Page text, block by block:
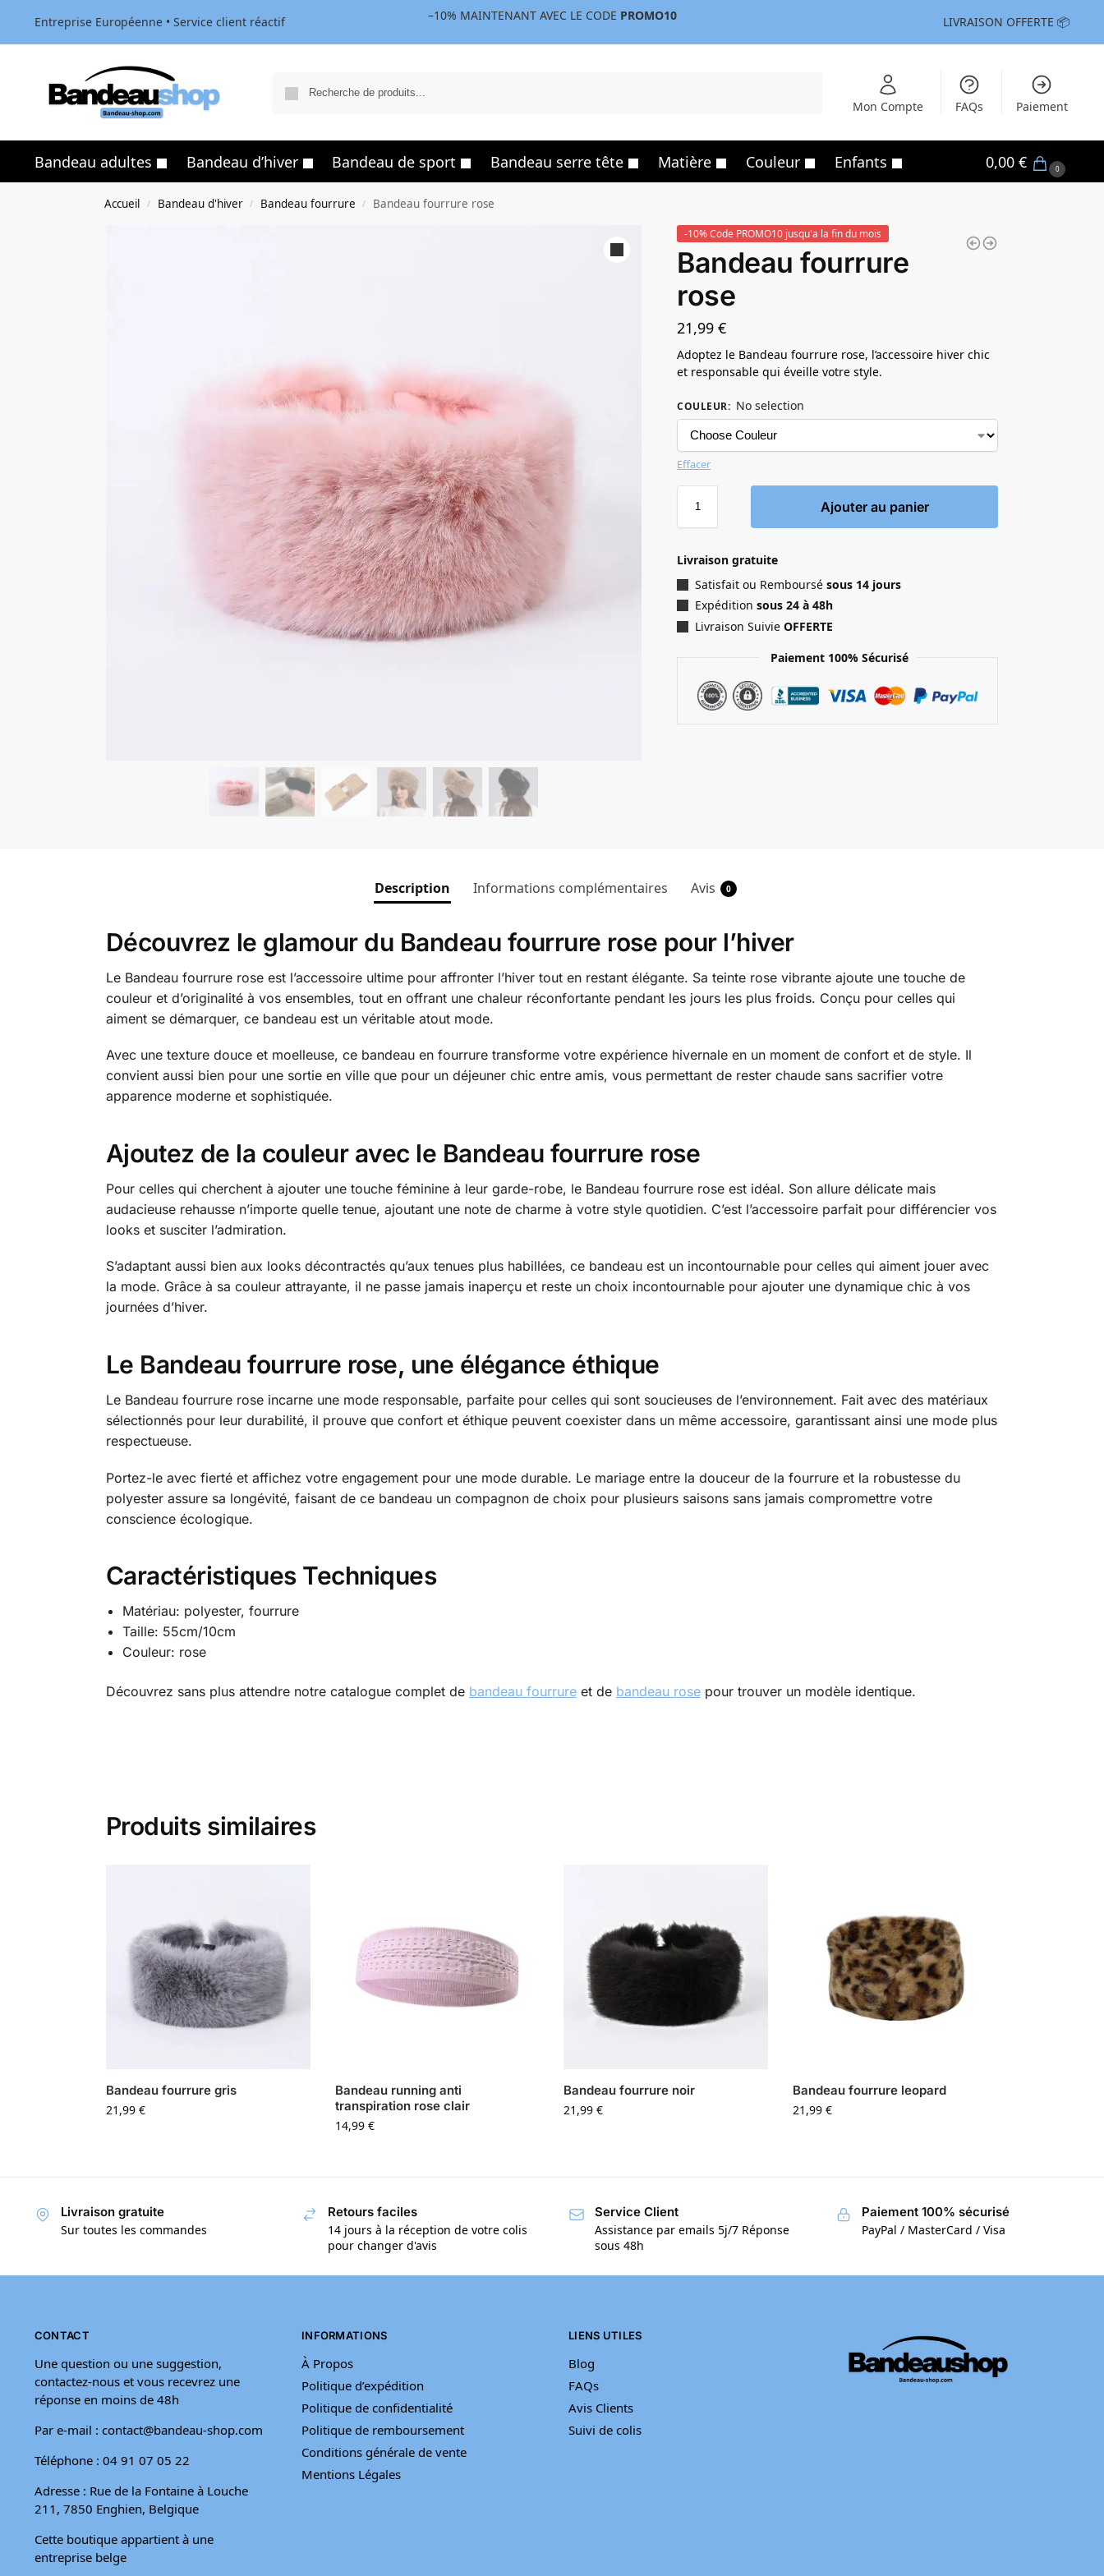
Entreprise Européenne • Service client réactif –10% MAINTENANT AVEC LE CODE PROMO10 LIVRAISON OFFERTE 📦
Mon Compte FAQs Paiement
Bandeau adultes Bandeau d’hiver Bandeau de sport Bandeau serre tête Matière Couleur Enfants 0,00€ 0
Accueil / Bandeau d'hiver / Bandeau fourrure / Bandeau fourrure rose
-10% Code PROMO10 jusqu'a la fin du mois
Bandeau fourrure
rose
21,99€
Adoptez le Bandeau fourrure rose, l’accessoire hiver chic
et responsable qui éveille votre style.
COULEUR: No selection
Effacer
Ajouter au panier
Livraison gratuite
Satisfait ou Remboursésous 14 jours
Expédition sous 24 à 48h
Livraison SuivieOFFERTE
Paiement 100% Sécurisé
Description Informations complémentaires Avis 0
Découvrez le glamour du Bandeau fourrure rose pour l’hiver
Le Bandeau fourrure rose est l’accessoire ultime pour affronter l’hiver tout en restant élégante. Sa teinte rose vibrante ajoute une touche de
couleur et d’originalité à vos ensembles, tout en offrant une chaleur réconfortante pendant les jours les plus froids. Conçu pour celles qui
aiment se démarquer, ce bandeau est un véritable atout mode.
Avec une texture douce et moelleuse, ce bandeau en fourrure transforme votre expérience hivernale en un moment de confort et de style. Il
convient aussi bien pour une sortie en ville que pour un déjeuner chic entre amis, vous permettant de rester chaude sans sacrifier votre
apparence moderne et sophistiquée.
Ajoutez de la couleur avec le Bandeau fourrure rose
Pour celles qui cherchent à ajouter une touche féminine à leur garde-robe, le Bandeau fourrure rose est idéal. Son allure délicate mais
audacieuse rehausse n’importe quelle tenue, ajoutant une note de charme à votre style quotidien. C’est l’accessoire parfait pour différencier vos
looks et susciter l’admiration.
S’adaptant aussi bien aux looks décontractés qu’aux tenues plus habillées, ce bandeau est un incontournable pour celles qui aiment jouer avec
la mode. Grâce à sa couleur attrayante, il ne passe jamais inaperçu et reste un choix incontournable pour ajouter une dynamique chic à vos
journées d’hiver.
Le Bandeau fourrure rose, une élégance éthique
Le Bandeau fourrure rose incarne une mode responsable, parfaite pour celles qui sont soucieuses de l’environnement. Fait avec des matériaux
sélectionnés pour leur durabilité, il prouve que confort et éthique peuvent coexister dans un même accessoire, garantissant ainsi une mode plus
respectueuse.
Portez-le avec fierté et affichez votre engagement pour une mode durable. Le mariage entre la douceur de la fourrure et la robustesse du
polyester assure sa longévité, faisant de ce bandeau un compagnon de choix pour plusieurs saisons sans jamais compromettre votre
conscience écologique.
Caractéristiques Techniques
Matériau: polyester, fourrure
Taille: 55cm/10cm
Couleur: rose
Découvrez sans plus attendre notre catalogue complet de bandeau fourrureet de bandeau rosepour trouver un modèle identique.
Produits similaires
Bandeau fourrure gris
21,99 €
Bandeau running anti
transpiration rose clair
14,99 €
Bandeau fourrure noir
21,99€
Bandeau fourrure leopard
21,99€
Livraison gratuite
Sur toutes les commandes
Retours faciles
14 jours à la réception de votre colis
pour changer d'avis
Service Client
Assistance par emails 5j/7 Réponse
sous 48h
Paiement 100% sécurisé
PayPal / MasterCard / Visa
CONTACT
Une question ou une suggestion,
contactez-nous et vous recevrez une
réponse en moins de 48h
Par e-mail : contact@bandeau-shop.com
Téléphone : 04 91 07 05 22
Adresse : Rue de la Fontaine à Louche
211, 7850 Enghien, Belgique
Cette boutique appartient à une
entreprise belge
INFORMATIONS
À Propos
Politique d’expédition
Politique de confidentialité
Politique de remboursement
Conditions générale de vente
Mentions Légales
LIENS UTILES
Blog
FAQs
Avis Clients
Suivi de colis